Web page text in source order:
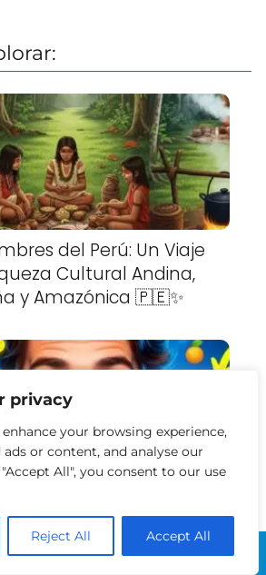
privacy
your browsing experience,
ads or content, and analyse our
All", you consent to our use
Reject All Accept All
del Perú: Un Viaje
Cultural Andina,
y Amazónica 🇵🇪✨
una App Web Sin
Usando IA